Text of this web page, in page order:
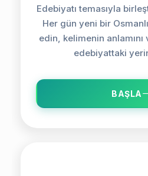
Edebiyatı temasıyla
Her gün yeni bir
edin, kelimenin
edebiyattaki
BAŞLA